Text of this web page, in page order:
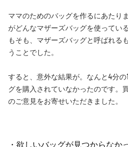
ママのためのバッグを作るにあたり
がどんなマザーズバッグを使ってい
もそも、マザーズバッグと呼ばれる
うことでした。
すると、意外な結果が。なんと4分
グを購入されていなかったのです。
のご意見をお寄せいただきました。
・欲しいバッグが見つからなか